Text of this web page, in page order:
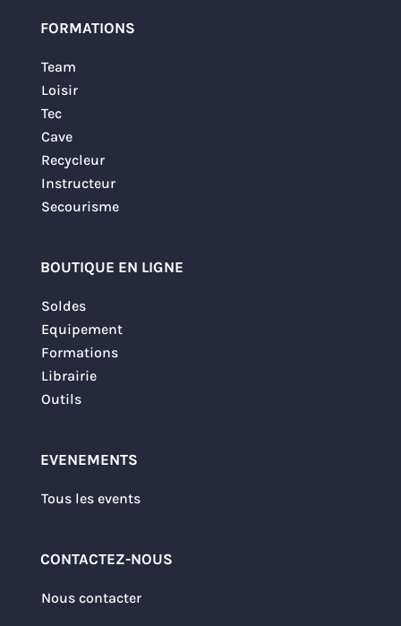
FORMATIONS
Team
Loisir
Tec
Cave
Recycleur
Instructeur
Secourisme
BOUTIQUE EN LIGNE
Soldes
Equipement
Formations
Librairie
Outils
EVENEMENTS
Tous les events
CONTACTEZ-NOUS
Nous contacter